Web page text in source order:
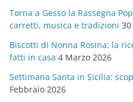
o
r
i
e
Torna a Gesso la Rassegna
carretti, musica e tradizioni
Biscotti di Nonna Rosina: la
fatti in casa 4 Marzo 2026
Settimana Santa in Sicilia:
Febbraio 2026